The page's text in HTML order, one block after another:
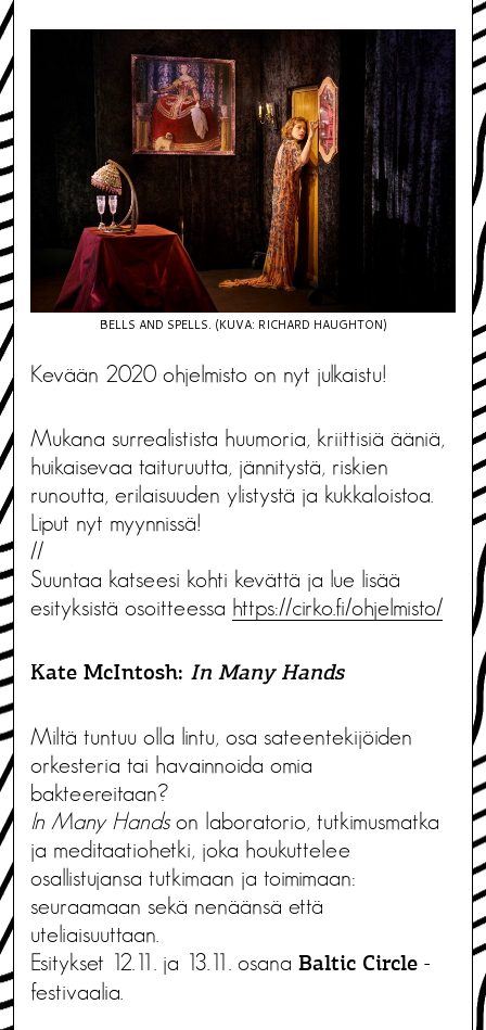
BELLS AND SPELLS. (KUVA: RICHARD HAUGHTON)
Kevään 2020 ohjelmisto on nyt julkaistu!
Mukana surrealistista huumoria, kriittisiä ääniä,
huikaisevaa taituruutta, jännitystä, riskien
runoutta, erilaisuuden ylistystä ja kukkaloistoa.
Liput nyt myynnissä!
//
Suuntaa katseesi kohti kevättä ja lue lisää
esityksistä osoitteessa https://cirko.fi/ohjelmisto/
Kate McIntosh: In Many Hands
Miltä tuntuu olla lintu, osa sateentekijöiden
orkesteria tai havainnoida omia
bakteereitaan?
In Many Handson laboratorio, tutkimusmatka
ja meditaatiohetki, joka houkuttelee
osallistujansa tutkimaan ja toimimaan:
seuraamaan sekä nenäänsä että
uteliaisuuttaan.
Esitykset 12.11. ja 13.11. osana Baltic Circle -
festivaalia.